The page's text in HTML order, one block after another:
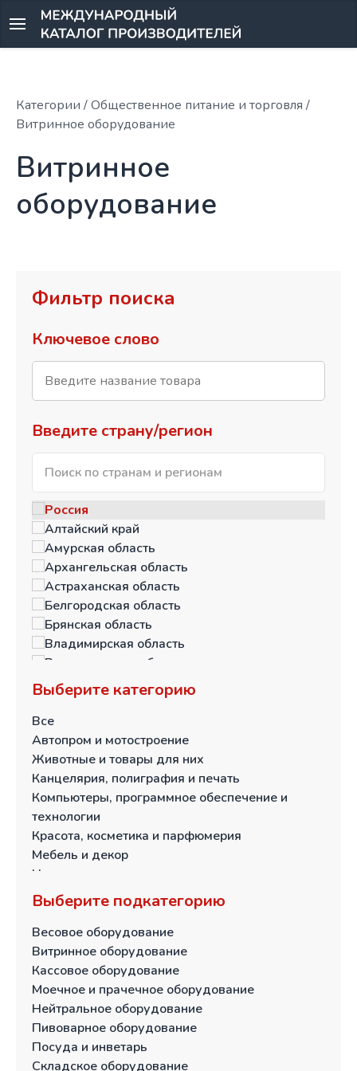
Категории / Общественное питание и торговля /
Витринное оборудование
Витринное
оборудование
Фильтр поиска
Ключевое слово
Введите страну/регион
Россия
Алтайский край
Амурская область
Архангельская область
Астраханская область
Белгородская область
Брянская область
Владимирская область
Волгоградская область
Вологодская область
Воронежская область
Еврейская автономная область
Забайкальский край
Ивановская область
Иркутская область
Кабардино-Балкарская Республика
Калининградская область
Калужская область
Камчатский край
Кемеровская область
Кировская область
Костромская область
Краснодарский край
Красноярский край
Курганская область
Курская область
Липецкая область
Магаданская область
Москва и Московская область
Выберите категорию
Все
Автопром и мотостроение
Животные и товары для них
Канцелярия, полиграфия и печать
Компьютеры, программное обеспечение и
технологии
Красота, косметика и парфюмерия
Мебель и декор
Непродовольственные товары для дома и дачи
Общественное питание и торговля
Одежда, обувь, аксессуары
Пищевая промышленность и переработка
Продукты питания и напитки
Промышленное сырье и оборудование
Сельское хозяйство
Спорт, туризм и развлечения
Строительство и отделка
Тара и упаковка
Текстиль и ткани
Выберите подкатегорию
Весовое оборудование
Витринное оборудование
Кассовое оборудование
Моечное и прачечное оборудование
Нейтральное оборудование
Пивоварное оборудование
Посуда и инветарь
Складское оборудование